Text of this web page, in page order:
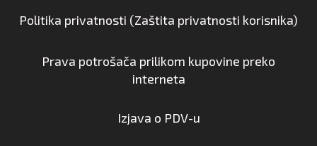
Politika privatnosti (Zaštita privatnosti korisnika)
Prava potrošača prilikom kupovine preko
interneta
Izjava o PDV-u